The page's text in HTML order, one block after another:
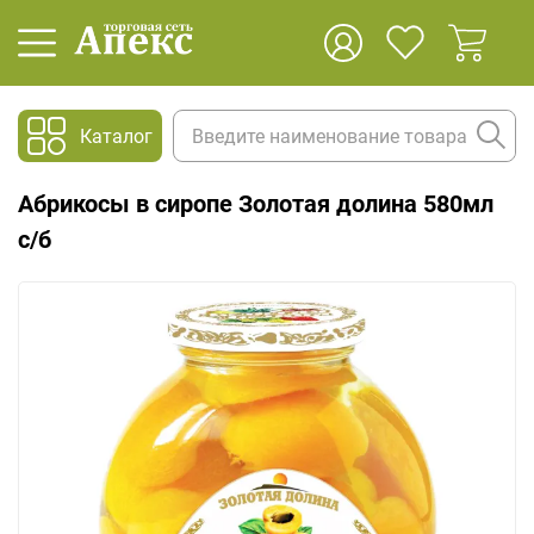
Каталог
Абрикосы в сиропе Золотая долина 580мл
с/б